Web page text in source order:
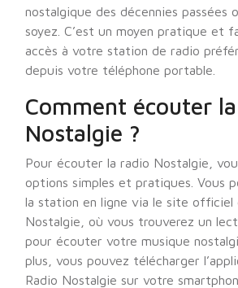
nostalgique des décennies passées
soyez. C’est un moyen pratique et
accès à votre station de radio
depuis votre téléphone portable.
Comment écouter
Nostalgie ?
Pour écouter la radio Nostalgie,
options simples et pratiques. Vous
la station en ligne via le site officiel
Nostalgie, où vous trouverez un
pour écouter votre musique
plus, vous pouvez télécharger
Radio Nostalgie sur votre